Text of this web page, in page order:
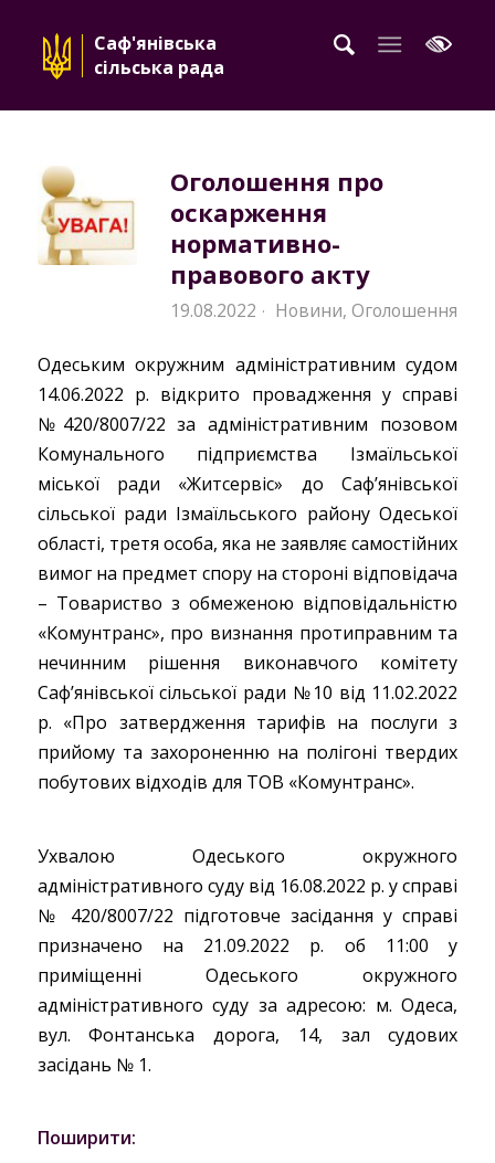
Саф'янівська
сільська рада
Оголошення про
оскарження
нормативно-
правового акту
19.08.2022 · Новини, Оголошення
Одеським окружним адміністративним судом
14.06.2022 р. відкрито провадження у справі
№420/8007/22 за адміністративним позовом
Комунального підприємства Ізмаїльської
міської ради «Житсервіс» до Саф’янівської
сільської ради Ізмаїльського району Одеської
області, третя особа, яка не заявляє самостійних
вимог на предмет спору на стороні відповідача
– Товариство з обмеженою відповідальністю
«Комунтранс», про визнання протиправним та
нечинним рішення виконавчого комітету
Саф’янівської сільської ради №10 від 11.02.2022
р. «Про затвердження тарифів на послуги з
прийому та захороненню на полігоні твердих
побутових відходів для ТОВ «Комунтранс».
Ухвалою Одеського окружного
адміністративного суду від 16.08.2022 р. у справі
№ 420/8007/22 підготовче засідання у справі
призначено на 21.09.2022 р. об 11:00 у
приміщенні Одеського окружного
адміністративного суду за адресою: м. Одеса,
вул. Фонтанська дорога, 14, зал судових
засідань № 1.
Поширити: